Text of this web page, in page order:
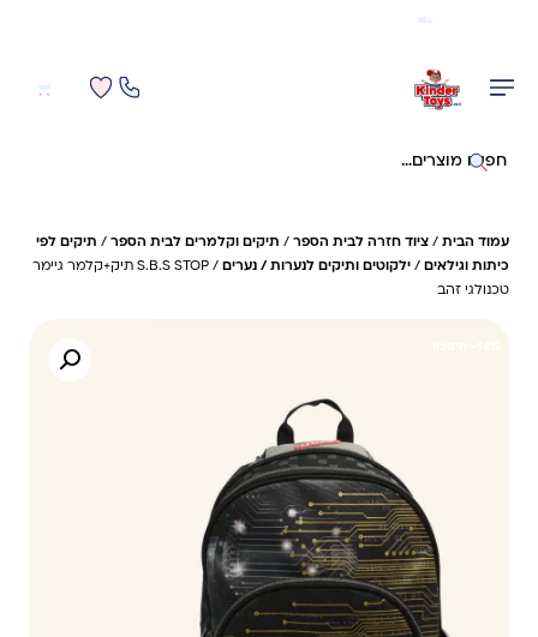
חיפוש באתר
עמוד הבית / ציוד חזרה לבית הספר / תיקים וקלמרים לבית הספר / תיקים לפי
כיתות וגילאים / ילקוטים ותיקים לנערות / נערים
/ S.B.S STOP תיק+קלמר גיימר
טכנולגי זהב